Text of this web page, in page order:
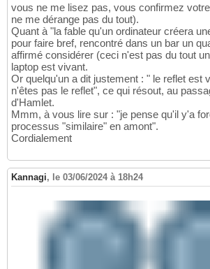
vous ne me lisez pas, vous confirmez
ne me dérange pas du tout).
Quant à "la fable qu'un ordinateur créera
pour faire bref, rencontré dans un bar un
affirmé considérer (ceci n'est pas du tout
laptop est vivant.
Or quelqu'un a dit justement : " le reflet est
n'êtes pas le reflet", ce qui résout, au
d'Hamlet.
Mmm, à vous lire sur : "je pense qu'il y'a
processus "similaire" en amont".
Cordialement
Kannagi, le 03/06/2024 à 18h24